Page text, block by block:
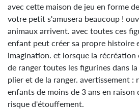
avec cette maison de jeu en forme
votre petit s'amusera beaucoup !
animaux arrivent. avec toutes ces
enfant peut créer sa propre histoire
imagination. et lorsque la
de ranger toutes les figurines dans
plier et de la ranger. avertissement :
enfants de moins de 3 ans en raison
risque d'étouffement.